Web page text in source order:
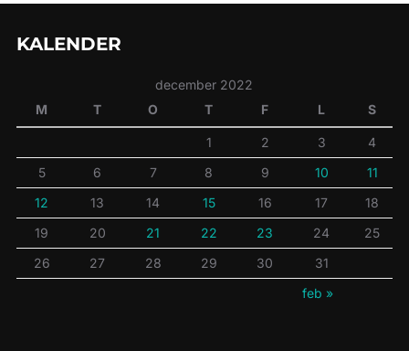
KALENDER
december 2022
M
T O T F L S
1 2 3
4
5
6 7 8 9 10
11
12
13 14 15 16 17
18
19
20 21 22 23 24
25
26
27 28 29 30
31
feb »